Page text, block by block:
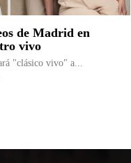
de Madrid en
vivo
"clásico vivo" a...